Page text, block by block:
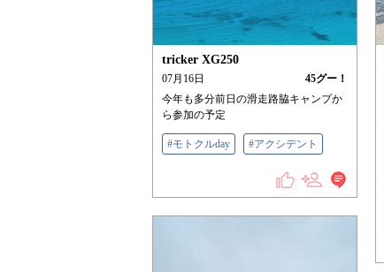
tricker XG250
07月16日 45グー！
今年も多分前日の滑走路脇キャンプか
ら参加の予定
#モトクルday #アクシデント